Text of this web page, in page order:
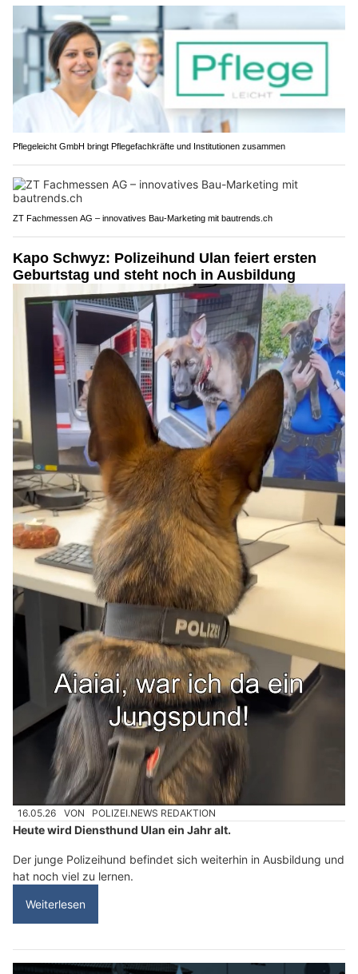
Pflegeleicht GmbH bringt Pflegefachkräfte und Institutionen zusammen
ZT Fachmessen AG – innovatives Bau-Marketing mit bautrends.ch
Kapo Schwyz: Polizeihund Ulan feiert ersten
Geburtstag und steht noch in Ausbildung
16.05.26 VON POLIZEI.NEWS REDAKTION
Heute wird Diensthund Ulan ein Jahr alt.
Der junge Polizeihund befindet sich weiterhin in Ausbildung und
hat noch viel zu lernen.
Weiterlesen